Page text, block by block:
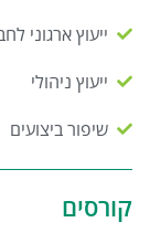
ייעוץ ארגוני
ייעוץ ניהולי
שיפור ביצועים
קורסים